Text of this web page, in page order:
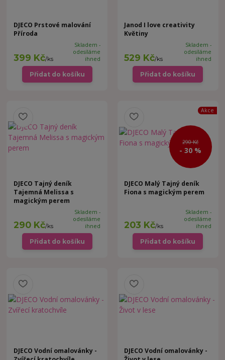
DJECO Prstové malování
Příroda
399 Kč/ks
Skladem -
odesíláme
ihned
Přidat do košíku
Janod I love creativity
Květiny
529 Kč/ks
Skladem -
odesíláme
ihned
Přidat do košíku
DJECO Tajný deník
Tajemná Melissa s
magickým perem
290 Kč/ks
Skladem -
odesíláme
ihned
Přidat do košíku
Akce
290 Kč
- 30 %
DJECO Malý Tajný deník
Fiona s magickým perem
203 Kč/ks
Skladem -
odesíláme
ihned
Přidat do košíku
DJECO Vodní omalovánky -
DJECO Vodní omalovánky -